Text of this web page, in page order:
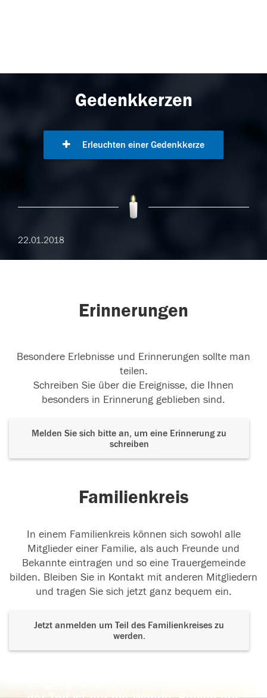
Gedenkkerzen
Erleuchten einer Gedenkkerze
22.01.2018
Erinnerungen
Besondere Erlebnisse und Erinnerungen sollte man
teilen.
Schreiben Sie über die Ereignisse, die Ihnen
besonders in Erinnerung geblieben sind.
Melden Sie sich bitte an, um eine Erinnerung zu
schreiben
Familienkreis
In einem Familienkreis können sich sowohl alle
Mitglieder einer Familie, als auch Freunde und
Bekannte eintragen und so eine Trauergemeinde
bilden. Bleiben Sie in Kontakt mit anderen Mitgliedern
und tragen Sie sich jetzt ganz bequem ein.
Jetzt anmelden um Teil des Familienkreises zu
werden.